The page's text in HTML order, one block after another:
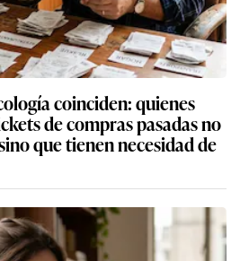
coinciden: quienes
de compras pasadas no
que tienen necesidad de